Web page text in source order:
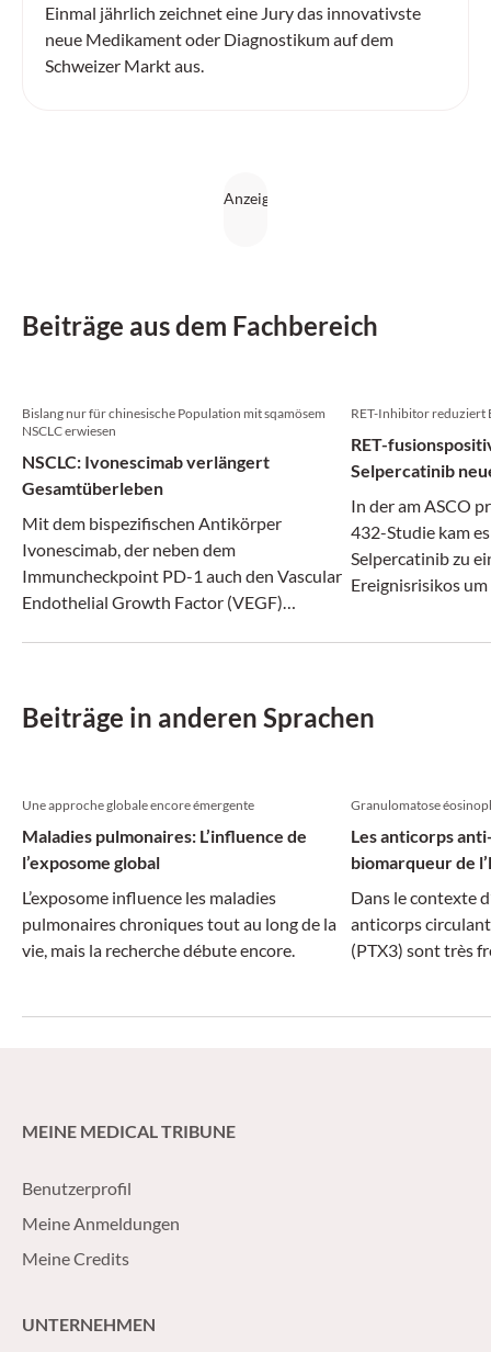
Einmal jährlich zeichnet eine Jury das innovativste
neue Medikament oder Diagnostikum auf dem
Schweizer Markt aus.
Beiträge aus dem Fachbereich
Bislang nur für chinesische Population mit sqamösem
NSCLC erwiesen
NSCLC: Ivonescimab verlängert
Gesamtüberleben
Mit dem bispezifischen Antikörper
Ivonescimab, der neben dem
Immuncheckpoint PD-1 auch den Vascular
Endothelial Growth Factor (VEGF)
Plattenepithelkarzinom-Histologie
aufgeschlagen werden.
RET-Inhibitor reduziert
RET-
Selpercatinib
In der am ASCO
432-Studie kam
Selpercatinib zu
Ereignisrisikos um
Beiträge in anderen Sprachen
Une approche globale encore émergente
Maladies pulmonaires: L’influence de
l’exposome global
L’exposome influence les maladies
pulmonaires chroniques tout au long de la
vie, mais la recherche débute encore.
Granulomatose
Les anticorps
biomarqueur de
Dans le contexte
anticorps
(PTX3) sont très
MEINE MEDICAL TRIBUNE
Benutzerprofil
Meine Anmeldungen
Meine Credits
UNTERNEHMEN